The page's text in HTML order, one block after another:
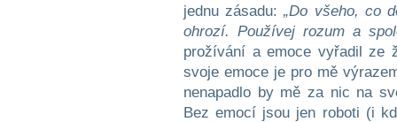
jednu zásadu:„Do všeho, co
ohrozí. Používej rozum a
prožívání a emoce vyřadil ze
svoje emoce je pro mě
nenapadlo by mě za nic na
Bez emocí jsou jen roboti (i